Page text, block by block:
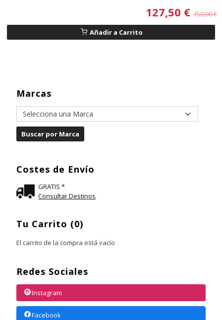
Marcas
Costes de Envío
GRATIS *
Consultar Destinos
Tu Carrito (0)
El carrito de la compra está vacío
Redes Sociales
Instagram
Facebook
127,50 € 150,00 €
Añadir a Carrito